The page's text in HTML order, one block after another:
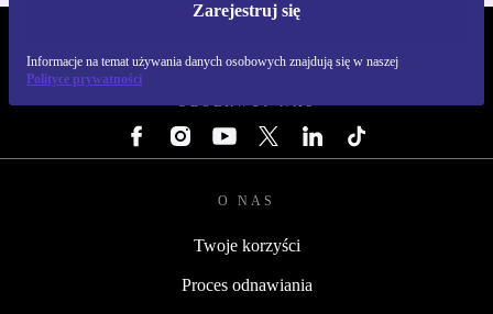
Zarejestruj się
Informacje na temat używania danych osobowych znajdują się w naszej
Polityce prywatności
OBSERWUJ NAS
O NAS
Twoje korzyści
Proces odnawiania